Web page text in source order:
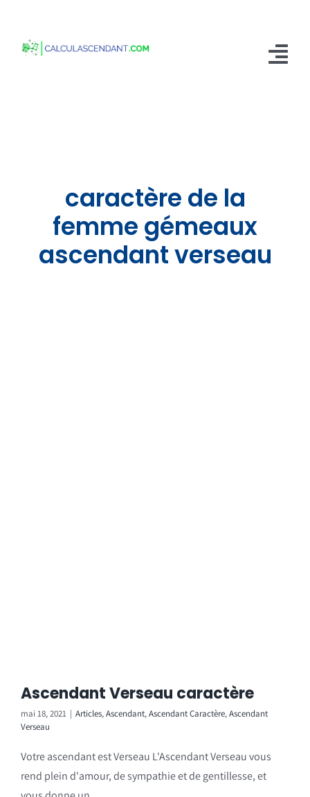
contenu
Contactez-nous
caractère de la
femme gémeaux
ascendant verseau
Ascendant Verseau caractère
mai 18, 2021 | Articles,Ascendant,Ascendant Caractère,Ascendant
Verseau
Votre ascendant est Verseau L'Ascendant Verseau vous
rend plein d'amour, de sympathie et de gentillesse, et